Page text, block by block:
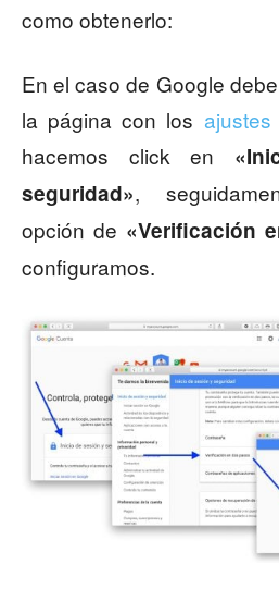
como obtenerlo:
En el caso de Google
la página con los
hacemos click en
seguridad»,
opción de «Verificación
configuramos.